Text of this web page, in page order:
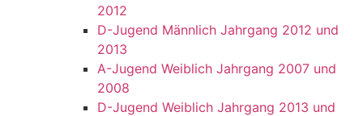
2012
D-Jugend Männlich Jahrgang 2012 und
2013
A-Jugend Weiblich Jahrgang 2007 und
2008
D-Jugend Weiblich Jahrgang 2013 und